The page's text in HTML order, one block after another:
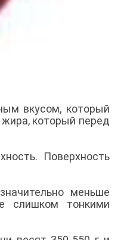
вкусом, который
который перед
Поверхность
меньше
слишком тонкими